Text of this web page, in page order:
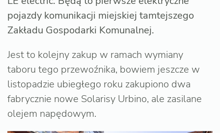
pojazdy komunikacji miejskiej tamtejszego
Zakładu Gospodarki Komunalnej.
Jest to kolejny zakup w ramach wymiany
taboru tego przewoźnika, bowiem jeszcze w
listopadzie ubiegłego roku zakupiono dwa
fabrycznie nowe Solarisy Urbino, ale zasilane
olejem napędowym.